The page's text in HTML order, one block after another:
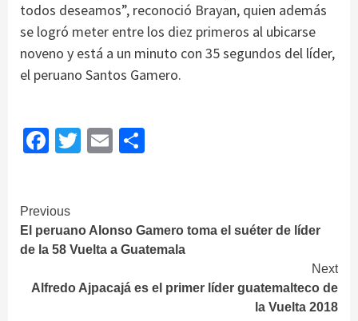
todos deseamos”, reconoció Brayan, quien además
se logró meter entre los diez primeros al ubicarse
noveno y está a un minuto con 35 segundos del líder,
el peruano Santos Gamero.
Facebook
Twitter
Email
Continue
Reading
Previous
El peruano Alonso Gamero toma el suéter de líder
de la 58 Vuelta a Guatemala
Next
Alfredo Ajpacajá es el primer líder guatemalteco de
la Vuelta 2018